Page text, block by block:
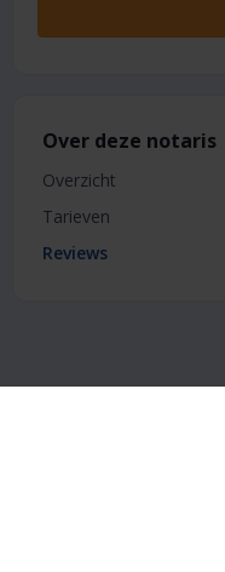
Over deze notaris
Overzicht
Tarieven
Reviews